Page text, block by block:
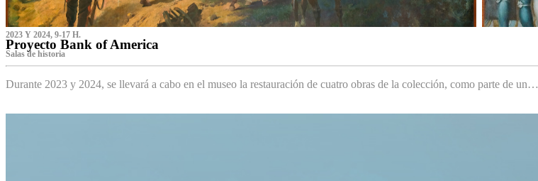
2023 Y 2024, 9-17 H.
Proyecto Bank of America
S‌alas de historia
Durante 2023 y 2024, se llevará a cabo en el museo la restauración de cuatro obras de la colección, como parte de un…